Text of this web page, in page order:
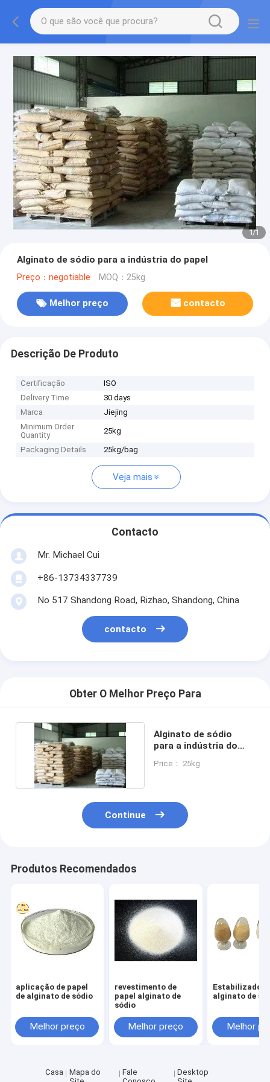
1/1
Alginato de sódio para a indústria do papel
Preço：negotiable MOQ：25kg
Melhor preço contacto
Descrição De Produto
Certificação
ISO
Delivery Time
30 days
Marca
Jiejing
Minimum Order
Quantity
25kg
Packaging Details 25kg/bag
Veja mais
Contacto
Mr. Michael Cui
+86-13734337739
No 517 Shandong Road, Rizhao, Shandong, China
contacto
Obter O Melhor Preço Para
Alginato de sódio
para a indústria do
Price： 25kg
Continue
Produtos Recomendados
aplicação de papel
de alginato de sódio
Melhor preço
revestimento de
papel alginato de
sódio
Melhor preço
Estabilizador
alginato de
Melhor
Casa
Mapa do
Fale
Desktop